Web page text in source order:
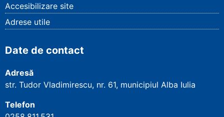
Accesibilizare site
Adrese utile
Date de contact
Adresă
str. Tudor Vladimirescu, nr. 61, municipiul Alba Iulia
Telefon